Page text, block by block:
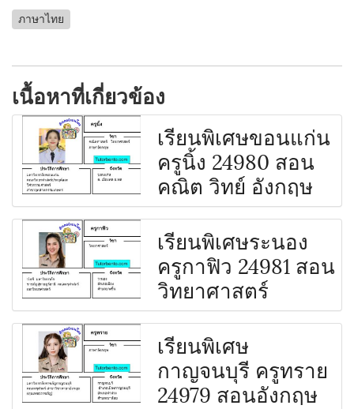
ภาษาไทย
เนื้อหาที่เกี่ยวข้อง
เรียนพิเศษขอนแก่น
ครูนิ้ง 24980 สอน
คณิต วิทย์ อังกฤษ
เรียนพิเศษระนอง
ครูกาฟิว 24981 สอน
วิทยาศาสตร์
เรียนพิเศษ
กาญจนบุรี ครูทราย
24979 สอนอังกฤษ